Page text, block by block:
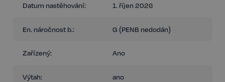
Datum nastěhování: 1. říjen 2026
En. náročnost b.: G (PENB nedodán)
Zařízený: Ano
Výtah: ano